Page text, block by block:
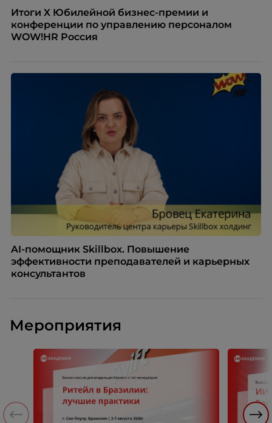
Итоги X Юбилейной бизнес-премии и
конференции по управлению персоналом
WOW!HR Россия
AI-помощник Skillbox. Повышение
эффективности преподавателей и карьерных
консультантов
Мероприятия